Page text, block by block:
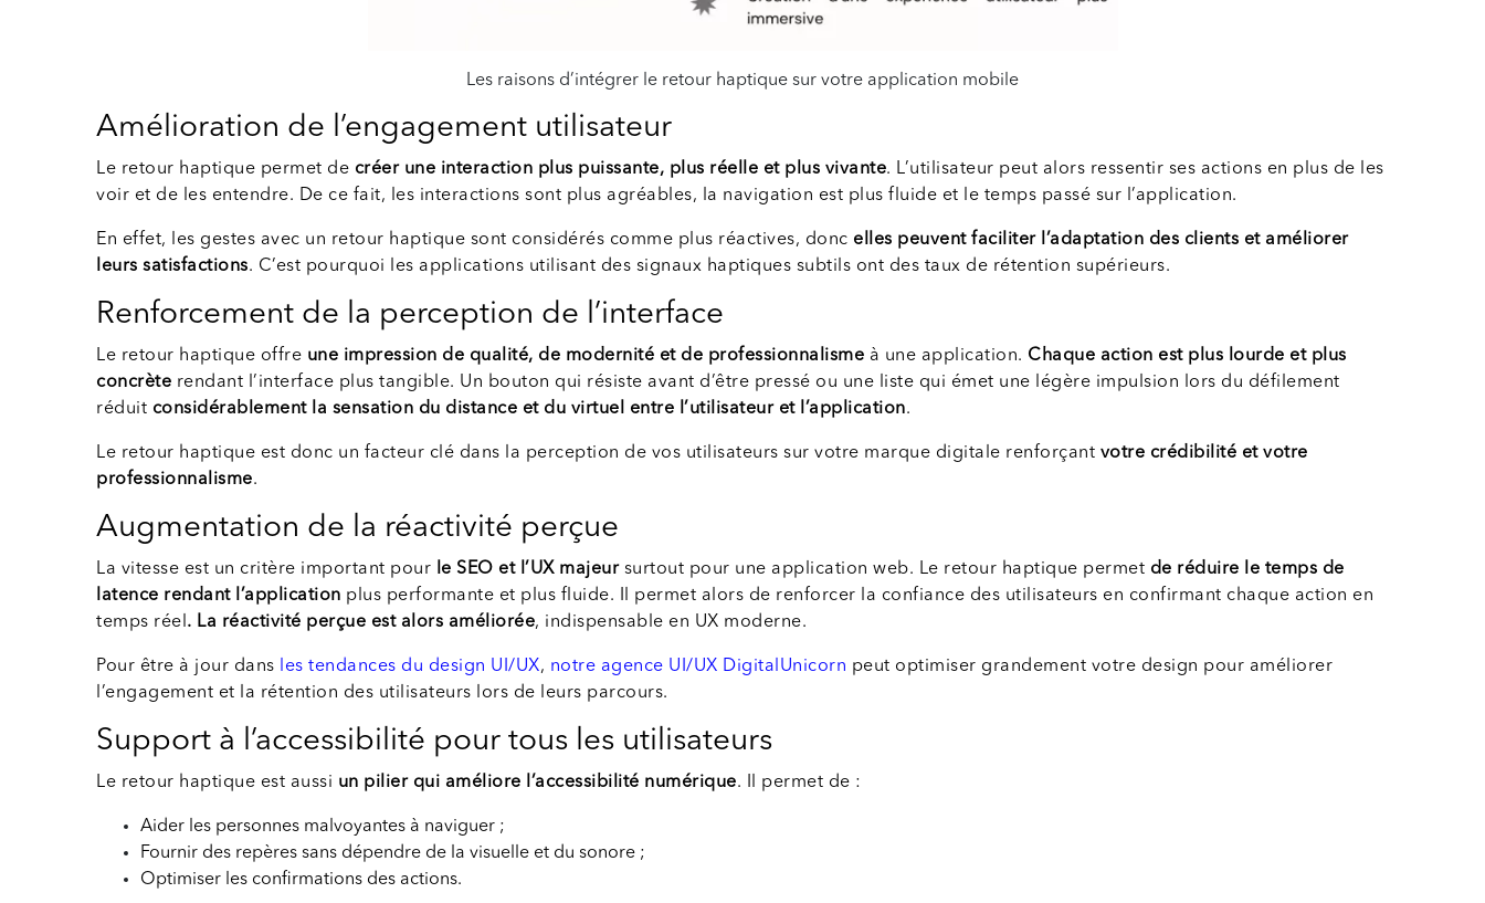
Les raisons d’intégrer le retour haptique sur votre application mobile
Amélioration de l’engagement utilisateur
Le retour haptique permet de créer une interaction plus puissante, plus réelle et plus vivante. L’utilisateur peut alors ressentir ses actions en plus de les
voir et de les entendre. De ce fait, les interactions sont plus agréables, la navigation est plus fluide et le temps passé sur l’application.
En effet, les gestes avec un retour haptique sont considérés comme plus réactives, donc elles peuvent faciliter l’adaptation des clients et améliorer
leurs satisfactions. C’est pourquoi les applications utilisant des signaux haptiques subtils ont des taux de rétention supérieurs.
Renforcement de la perception de l’interface
Le retour haptique offre une impression de qualité, de modernité et de professionnalisme à une application. Chaque action est plus lourde et plus
concrète rendant l’interface plus tangible. Un bouton qui résiste avant d’être pressé ou une liste qui émet une légère impulsion lors du défilement
réduit considérablement la sensation du distance et du virtuel entre l’utilisateur et l’application.
Le retour haptique est donc un facteur clé dans la perception de vos utilisateurs sur votre marque digitale renforçant votre crédibilité et votre
professionnalisme.
Augmentation de la réactivité perçue
La vitesse est un critère important pour le SEO et l’UX majeursurtout pour une application web. Le retour haptique permet de réduire le temps de
latence rendant l’application plus performante et plus fluide. Il permet alors de renforcer la confiance des utilisateurs en confirmant chaque action en
temps réel . La réactivité perçue est alors améliorée, indispensable en UX moderne.
Pour être à jour dans les tendances du design UI/UX, notre agence UI/UX DigitalUnicorn peut optimiser grandement votre design pour améliorer
l’engagement et la rétention des utilisateurs lors de leurs parcours.
Support à l’accessibilité pour tous les utilisateurs
Le retour haptique est aussi un pilier qui améliore l’accessibilité numérique. Il permet de :
Aider les personnes malvoyantes à naviguer ;
Fournir des repères sans dépendre de la visuelle et du sonore ;
Optimiser les confirmations des actions.